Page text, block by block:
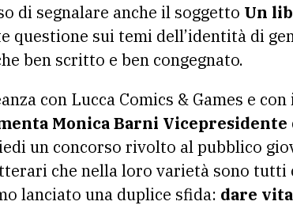
di segnalare anche il soggetto Un
questione sui temi dell’identità di
ben scritto e ben congegnato.
con Lucca Comics & Games e
Monica Barni Vicepresidente
un concorso rivolto al pubblico
che nella loro varietà sono
lanciato una duplice sfida: dare